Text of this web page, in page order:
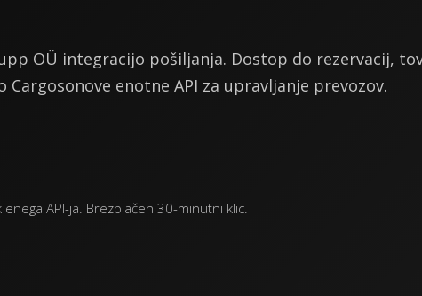
OÜ integracijo pošiljanja. Dostop do rezervacij,
enotne API za upravljanje prevozov.
API-ja. Brezplačen 30-minutni klic.